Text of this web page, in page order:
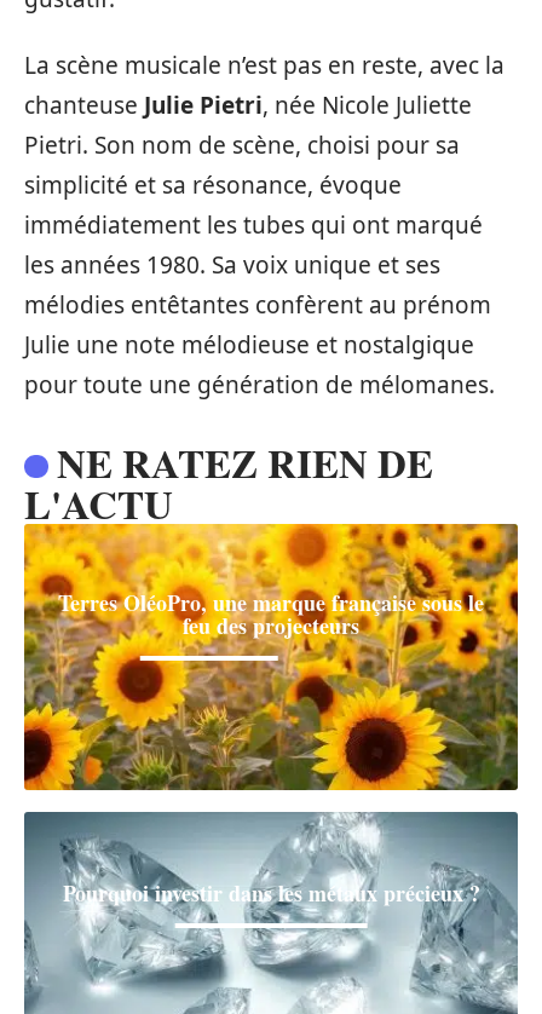
La scène musicale n’est pas en reste, avec la
chanteuse Julie Pietri, née Nicole Juliette
Pietri. Son nom de scène, choisi pour sa
simplicité et sa résonance, évoque
immédiatement les tubes qui ont marqué
les années 1980. Sa voix unique et ses
mélodies entêtantes confèrent au prénom
Julie une note mélodieuse et nostalgique
pour toute une génération de mélomanes.
NE RATEZ RIEN DE
L'ACTU
Terres OléoPro, une marque française sous le
feu des projecteurs
Pourquoi investir dans les métaux précieux ?